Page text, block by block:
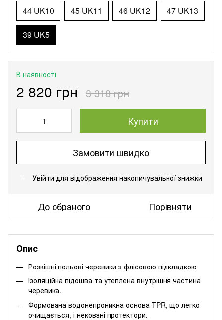
44 UK10 45 UK11 46 UK12 47 UK13
39 UK5
В наявності
2 820 грн 3 318 грн
Купити
Замовити швидко
Увійти для відображення накопичувальної знижки
До обраного Порівняти
Опис
Розкішні польові черевики з флісовою підкладкою
Ізоляційна підошва та утеплена внутрішня частина
черевика.
Формована водонепроникна основа TPR, що легко
очищається, і нековзні протектори.